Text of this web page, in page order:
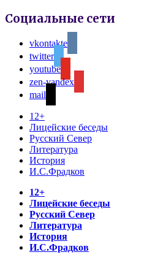
Социальные сети
vkontakte
twitter
youtube
zen-yandex
mail
12+
Лицейские беседы
Русский Север
Литература
История
И.С.Фрадков
12+
Лицейские беседы
Русский Север
Литература
История
И.С.Фрадков